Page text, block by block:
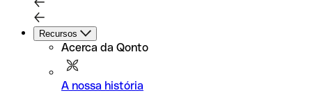
Recursos
Acerca da Qonto
A nossa história